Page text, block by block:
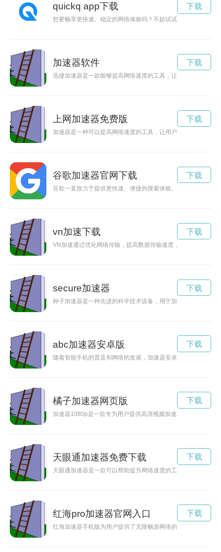
quickq app下载
想要畅享更快速、稳定的网络体验吗？不妨试试下载QuickQ加
下载
加速器软件
迅捷加速器是一款能够提高网络速度的工具，让用户可以快速
下载
上网加速器免费版
加速器是一种可以提高网络速度的工具，让用户能够更快速、
下载
谷歌加速器官网下载
谷歌一直致力于提供更快速、便捷的搜索体验。通过不断优化
下载
vn加速下载
VN加速通过优化网络传输，提高数据传输速度，让用户享受更
下载
secure加速器
种子加速器是一种先进的科学技术设备，用于加速粒子并进行
下载
abc加速器安卓版
随着智能手机的普及和网络的发展，加速器安卓版成为了手机
下载
橘子加速器网页版
加速器1080p是一款专为用户提供高清视频加速功能的工具，
下载
天眼通加速器免费下载
天眼通加速器是一款可以帮助提升网络速度的工具，通过优化
下载
红海pro加速器官网入口
红海加速器手机版为用户提供了无限畅游网络的便捷工具，通
下载